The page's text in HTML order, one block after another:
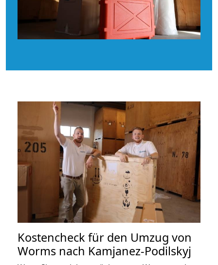
Kostencheck für den Umzug von
Worms nach Kamjanez-Podilskyj